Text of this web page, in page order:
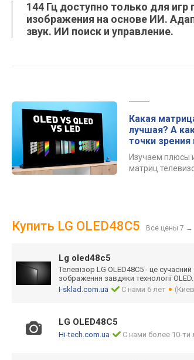
144 Гц доступно только для
изображения на основе ИИ.
звук. ИИ поиск и управление.
Какая
лучшая? А
точки
Изучаем плюсы
матриц
Купить LG OLED48C5 Все цены 7 →
Lg oled48c5
Телевізор LG OLED48C5 - це
зображення завдяки технології OLED.
I-sklad.com.ua
С нами 6 лет
LG OLED48C5
Hi-tech.com.ua С нами более 10-ти